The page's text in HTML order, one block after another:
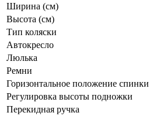
Ширина (см)
Высота (см)
Тип коляски
Автокресло
Люлька
Ремни
Горизонтальное положение спинки
Регулировка высоты подножки
Перекидная ручка